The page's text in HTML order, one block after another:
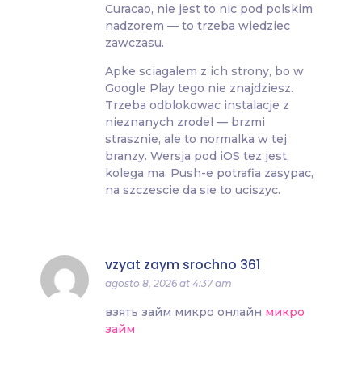
Curacao, nie jest to nic pod polskim
nadzorem — to trzeba wiedziec
zawczasu.
Apke sciagalem z ich strony, bo w
Google Play tego nie znajdziesz.
Trzeba odblokowac instalacje z
nieznanych zrodel — brzmi
strasznie, ale to normalka w tej
branzy. Wersja pod iOS tez jest,
kolega ma. Push-e potrafia zasypac,
na szczescie da sie to uciszyc.
vzyat zaym srochno 361
agosto 8, 2026 at 4:37 am
взять займ микро онлайн микро
займ